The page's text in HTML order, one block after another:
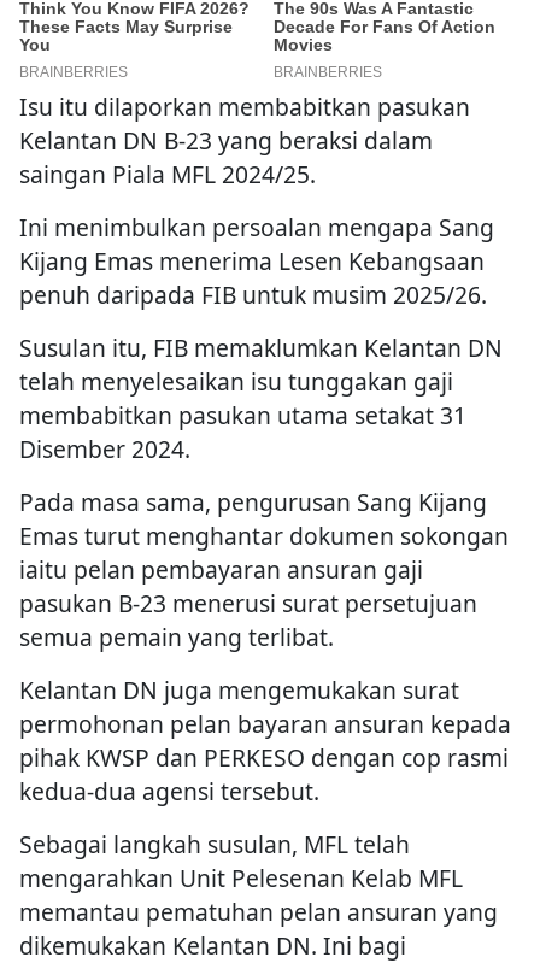
Isu itu dilaporkan membabitkan pasukan
Kelantan DN B-23 yang beraksi dalam
saingan Piala MFL 2024/25.
Ini menimbulkan persoalan mengapa Sang
Kijang Emas menerima Lesen Kebangsaan
penuh daripada FIB untuk musim 2025/26.
Susulan itu, FIB memaklumkan Kelantan DN
telah menyelesaikan isu tunggakan gaji
membabitkan pasukan utama setakat 31
Disember 2024.
Pada masa sama, pengurusan Sang Kijang
Emas turut menghantar dokumen sokongan
iaitu pelan pembayaran ansuran gaji
pasukan B-23 menerusi surat persetujuan
semua pemain yang terlibat.
Kelantan DN juga mengemukakan surat
permohonan pelan bayaran ansuran kepada
pihak KWSP dan PERKESO dengan cop rasmi
kedua-dua agensi tersebut.
Sebagai langkah susulan, MFL telah
mengarahkan Unit Pelesenan Kelab MFL
memantau pematuhan pelan ansuran yang
dikemukakan Kelantan DN. Ini bagi